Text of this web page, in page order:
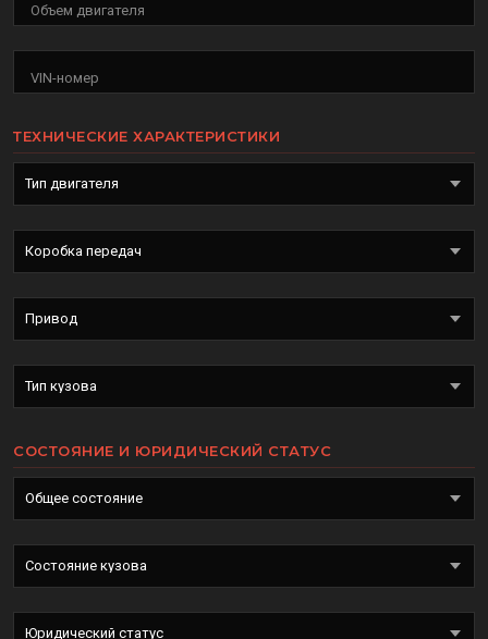
Объем двигателя
VIN-номер
ТЕХНИЧЕСКИЕ ХАРАКТЕРИСТИКИ
СОСТОЯНИЕ И ЮРИДИЧЕСКИЙ СТАТУС